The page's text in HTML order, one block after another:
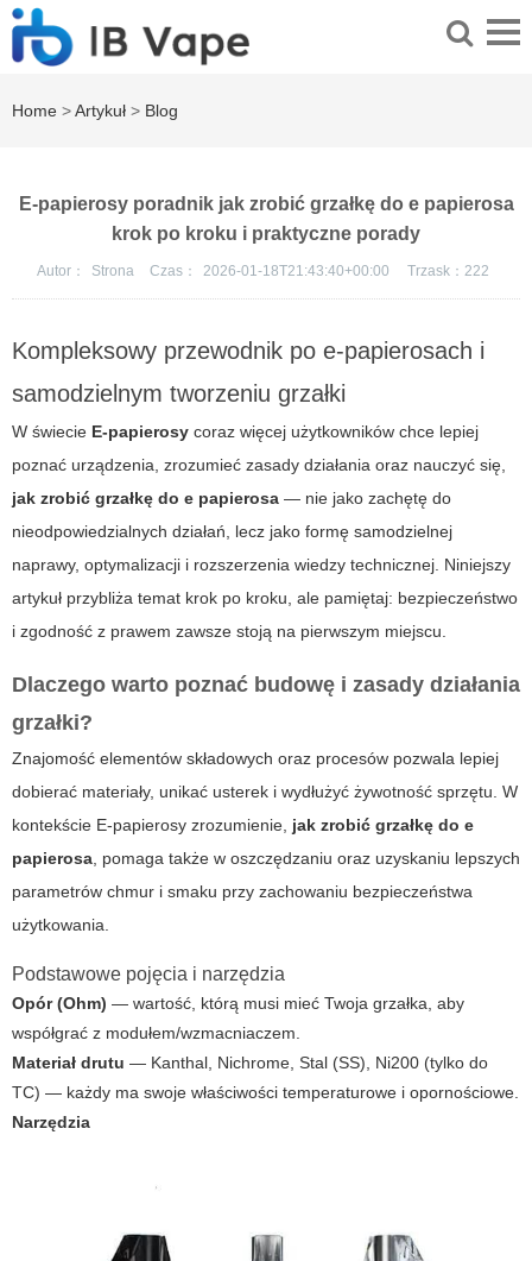
Home >Artykuł > Blog
E-papierosy poradnik jak zrobić grzałkę do e papierosa
krok po kroku i praktyczne porady
Autor： Strona Czas： 2026-01-18T21:43:40+00:00 Trzask： 222
Kompleksowy przewodnik po e-papierosach i
samodzielnym tworzeniu grzałki
W świecie E-papierosy coraz więcej użytkowników chce lepiej
poznać urządzenia, zrozumieć zasady działania oraz nauczyć się,
jak zrobić grzałkę do e papierosa — nie jako zachętę do
nieodpowiedzialnych działań, lecz jako formę samodzielnej
naprawy, optymalizacji i rozszerzenia wiedzy technicznej. Niniejszy
artykuł przybliża temat krok po kroku, ale pamiętaj: bezpieczeństwo
i zgodność z prawem zawsze stoją na pierwszym miejscu.
Dlaczego warto poznać budowę i zasady działania
grzałki?
Znajomość elementów składowych oraz procesów pozwala lepiej
dobierać materiały, unikać usterek i wydłużyć żywotność sprzętu. W
kontekście E-papierosy zrozumienie, jak zrobić grzałkę do e
papierosa, pomaga także w oszczędzaniu oraz uzyskaniu lepszych
parametrów chmur i smaku przy zachowaniu bezpieczeństwa
użytkowania.
Podstawowe pojęcia i narzędzia
Opór (Ohm) — wartość, którą musi mieć Twoja grzałka, aby
współgrać z modułem/wzmacniaczem.
Materiał drutu — Kanthal, Nichrome, Stal (SS), Ni200 (tylko do
TC) — każdy ma swoje właściwości temperaturowe i opornościowe.
Narzędzia